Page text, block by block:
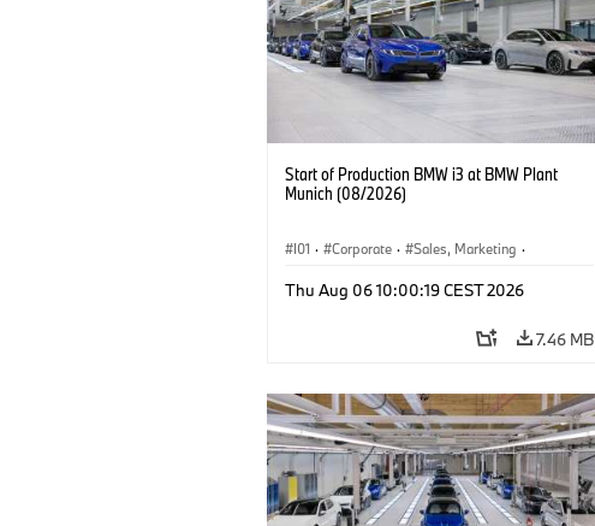
Start of Production BMW i3 at BMW Plant
Munich (08/2026)
I01 · Corporate · Sales, Marketing ·
Thu Aug 06 10:00:19 CEST 2026
7.46 MB